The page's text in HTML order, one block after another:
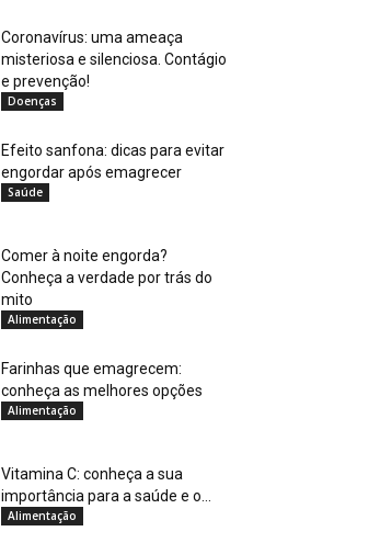
Coronavírus: uma ameaça
misteriosa e silenciosa. Contágio
e prevenção!
Doenças
Efeito sanfona: dicas para evitar
engordar após emagrecer
Saúde
Comer à noite engorda?
Conheça a verdade por trás do
mito
Alimentação
Farinhas que emagrecem:
conheça as melhores opções
Alimentação
Vitamina C: conheça a sua
importância para a saúde e o...
Alimentação